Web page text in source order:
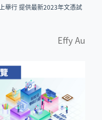
舉行 提供最新2023年文憑試
Effy Au